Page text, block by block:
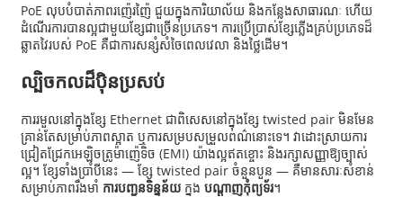
PoE លុបបំបាត់ភាពរញ៉េរញ៉ៃ ជួយក្នុងការិយាល័យ និងកន្លែងសាធារណៈ ហើយ
ដំណើរការបានល្អជាមួយខ្សែជាច្រើនប្រភេទ។ ការប្រើប្រាស់ខ្សែភ្លើងគ្រប់ប្រភេទដ៏
ឆ្លាតវៃរបស់ PoE គឺជាការសន្សំសំចៃពេលវេលា និងថ្លៃដើម។
ល្បិចកលដ៏ប៉ិនប្រសប់
ការរមួលនៅក្នុងខ្សែ Ethernet ជាពិសេសនៅក្នុងខ្សែ twisted pair មិនមែន
គ្រាន់តែសម្រាប់ភាពស្អាត ឬការសម្របសម្រួលពណ៌នោះទេ។ វាដោះស្រាយការ
ជ្រៀតជ្រែកអេឡិចត្រូម៉ាញ៉េទិច (EMI) យ៉ាងល្អឥតខ្ចោះ និងរក្សាសញ្ញាឱ្យច្បាស់
ល្អ។ ខ្សែទាំងប្រាំបីនេះ — ខ្សែ twisted pair ចំនួនបួន — គឺមានសារៈសំខាន់
សម្រាប់ភាពរឹងមាំ ការបញ្ជូនទិន្នន័យក្នុង បណ្តាញកុំព្យូទ័រ។